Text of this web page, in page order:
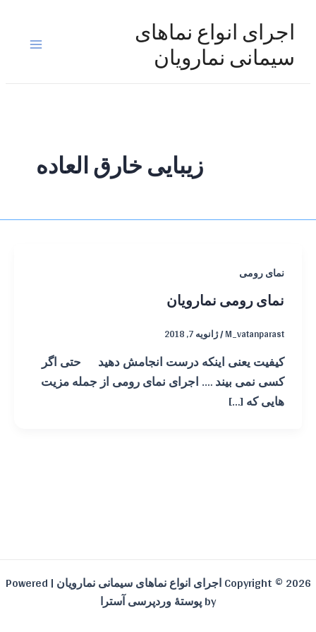
اجرای انواع نماهای
سیمانی نمارویان
Main
زیبایی خارق العاده
نمای رومی
نمای رومی نمارویان
M_vatanparast
/ژانویه 7, 2018
کیفیت یعنی اینکه درست انجامش دهید حتی اگر
کسی نمی بیند …. اجرای نمای رومی از جمله مزیت
هایی که […]
Copyright © 2026 اجرای انواع نماهای سیمانی نمارویان | Powered
byپوستهٔ وردپرسی آسترا